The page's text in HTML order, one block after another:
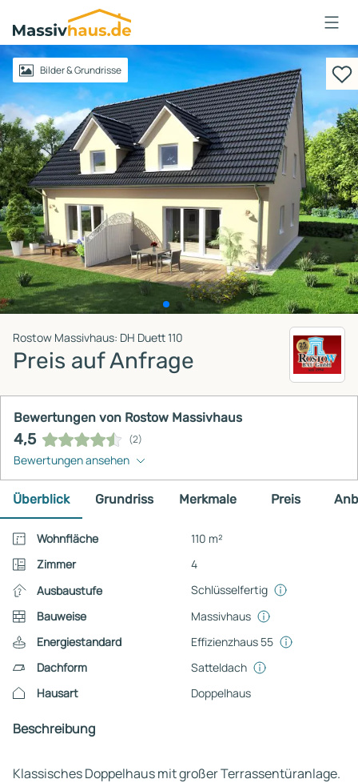
Massivhaus
Logo
AnmeldenBilder & Grundrisse
Rostow Massivhaus: DH Duett 110
Preis auf Anfrage
Bewertungen von Rostow Massivhaus
4,5 (2)
Bewertungen ansehen
Überblick Grundriss Merkmale Preis
Wohnfläche
110 m²
Zimmer
4
Ausbaustufe
Schlüsselfertig
Bauweise
Massivhaus
Energiestandard
Effizienzhaus 55
Dachform
Satteldach
Hausart
Doppelhaus
Beschreibung
Klassisches Doppelhaus mit großer Terrassentüranlage.